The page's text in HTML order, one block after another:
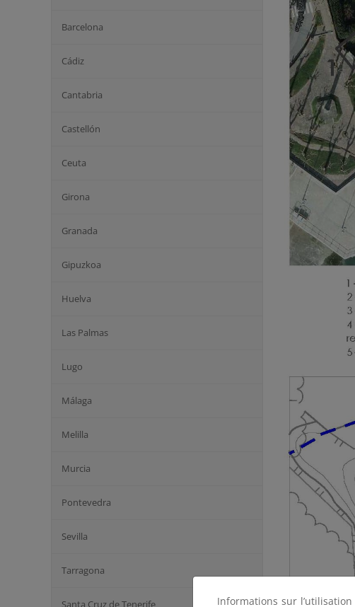
Barcelona
Cádiz
Cantabria
Castellón
Ceuta
Girona
Granada
Gipuzkoa
Huelva
Las Palmas
Lugo
Málaga
Melilla
Murcia
Pontevedra
Sevilla
Tarragona
Santa Cruz de Tenerife
Informations sur